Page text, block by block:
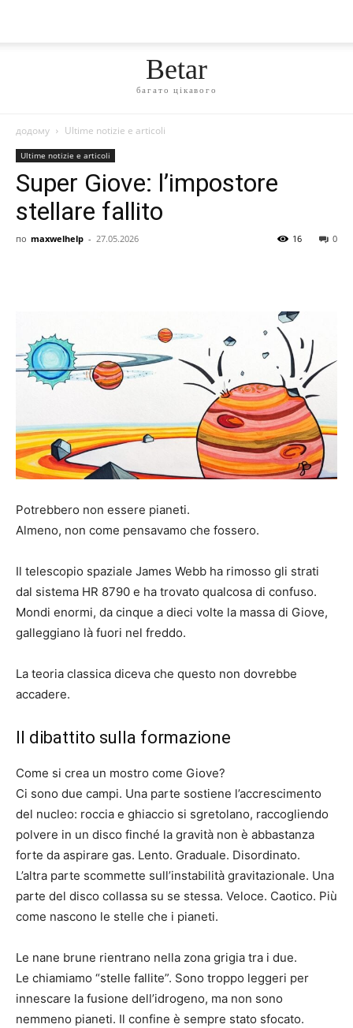
Betar
багато цікавого
додому Ultime notizie e articoli
Ultime notizie e articoli
Super Giove: l’impostore
stellare fallito
по maxwelhelp - 27.05.2026 0
16
Potrebbero non essere pianeti.
Almeno, non come pensavamo che fossero.
Il telescopio spaziale James Webb ha rimosso gli strati
dal sistema HR 8790 e ha trovato qualcosa di confuso.
Mondi enormi, da cinque a dieci volte la massa di Giove,
galleggiano là fuori nel freddo.
La teoria classica diceva che questo non dovrebbe
accadere.
Il dibattito sulla formazione
Come si crea un mostro come Giove?
Ci sono due campi. Una parte sostiene l’accrescimento
del nucleo: roccia e ghiaccio si sgretolano, raccogliendo
polvere in un disco finché la gravità non è abbastanza
forte da aspirare gas. Lento. Graduale. Disordinato.
L’altra parte scommette sull’instabilità gravitazionale. Una
parte del disco collassa su se stessa. Veloce. Caotico. Più
come nascono le stelle che i pianeti.
Le nane brune rientrano nella zona grigia tra i due.
Le chiamiamo “stelle fallite”. Sono troppo leggeri per
innescare la fusione dell’idrogeno, ma non sono
nemmeno pianeti. Il confine è sempre stato sfocato.